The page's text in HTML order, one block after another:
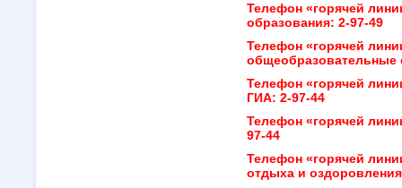
Телефон «горячей
образования: 2-97-49
Телефон «горячей
общеобразовательные
Телефон «горячей
ГИА: 2-97-44
Телефон «горячей
97-44
Телефон «горячей
отдыха и